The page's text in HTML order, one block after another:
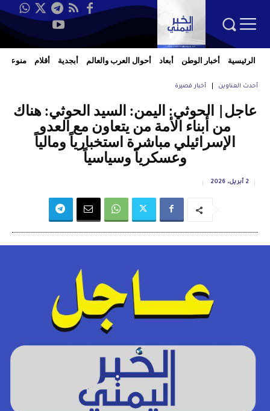
الرئيسية أخبار الوطن أبعاد أحوال العرب والعالم أبجدية أقلام منوعات
أحدث العناوين أخبار قصيرة
عاجل| الحوثي: اليمن: السيد الحوثي: هناك
من أبناء الأمة من يتعاون مع العدو
الإسرائيلي مباشرة استخبارياً ومالياً
وعسكرياً وسياسياً
2 أبريل، 2026